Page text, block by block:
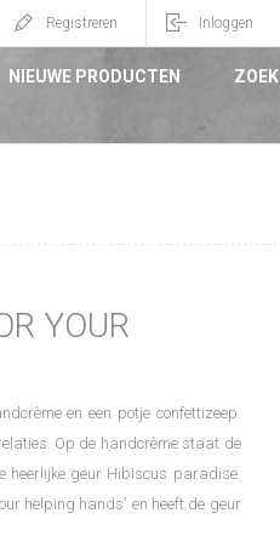
Registreren Inloggen
NIEUWE PRODUCTEN
ZOEK
YOUR
en een potje confettizeep.
Op de handcrème staat de
heerlijke geur Hibiscus paradise.
helping hands' en heeft de geur